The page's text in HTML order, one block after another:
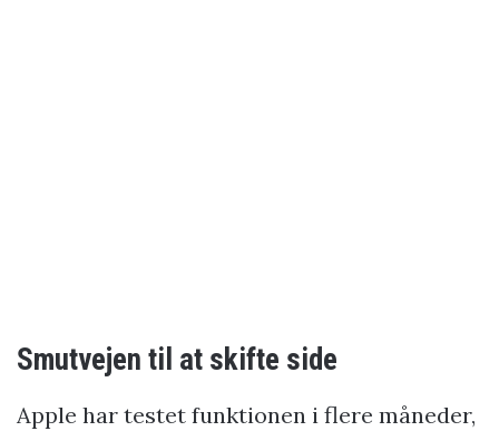
Smutvejen til at skifte side
Apple har testet funktionen i flere måneder,